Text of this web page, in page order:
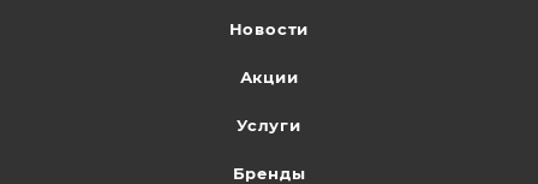
Новости
Акции
Услуги
Бренды